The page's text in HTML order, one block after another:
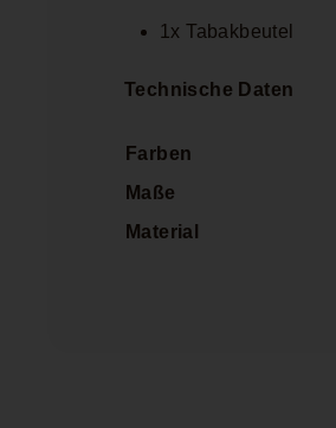
1x Tabakbeutel
Technische Daten
Farben
Maße
Material